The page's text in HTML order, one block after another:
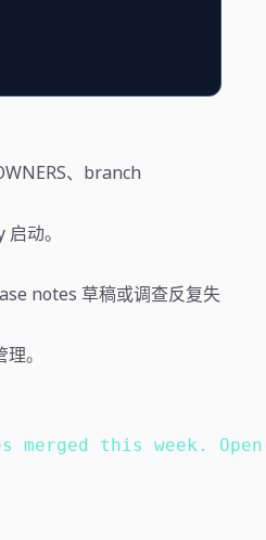
、branch
动。
notes 草稿或调查反复失
。
merged this week.